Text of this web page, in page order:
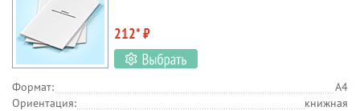
212* ₽
Формат:
А4
Ориентация:
книжная